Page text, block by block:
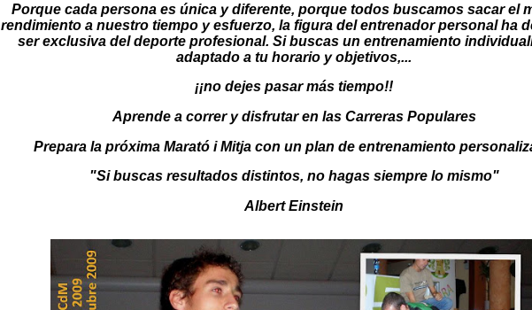
Porque cada persona es única y diferente, porque todos buscamos sacar el
rendimiento a nuestro tiempo y esfuerzo, la figura delentrenador personalha
ser exclusiva del deporte profesional. Si buscas un entrenamiento
adaptado a tu horario y objetivos,...
¡¡no dejes pasar más tiempo!!
Aprende a correr y disfrutar en las Carreras Populares
Prepara la próxima Marató i Mitja con un plan de entrenamiento
"Si buscas resultados distintos, no hagas siempre lo mismo"
Albert Einstein